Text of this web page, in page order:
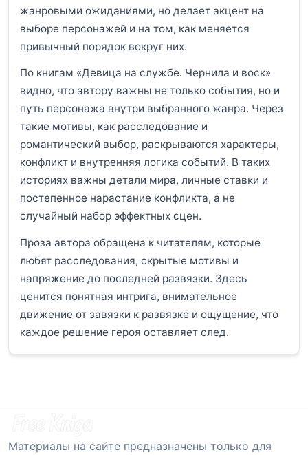
жанровыми ожиданиями, но делает акцент на
выборе персонажей и на том, как меняется
привычный порядок вокруг них.
По книгам «Девица на службе. Чернила и воск»
видно, что автору важны не только события, но и
путь персонажа внутри выбранного жанра. Через
такие мотивы, как расследование и
романтический выбор, раскрываются характеры,
конфликт и внутренняя логика событий. В таких
историях важны детали мира, личные ставки и
постепенное нарастание конфликта, а не
случайный набор эффектных сцен.
Проза автора обращена к читателям, которые
любят расследования, скрытые мотивы и
напряжение до последней развязки. Здесь
ценится понятная интрига, внимательное
движение от завязки к развязке и ощущение, что
каждое решение героя оставляет след.
Материалы на сайте предназначены только для